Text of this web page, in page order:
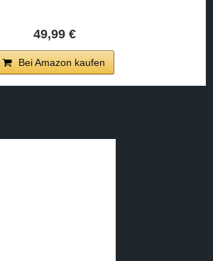
49,99 €
Bei Amazon kaufen